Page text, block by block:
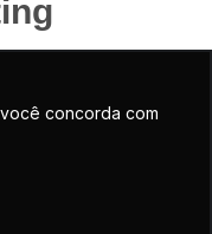
concorda com
te ajudar